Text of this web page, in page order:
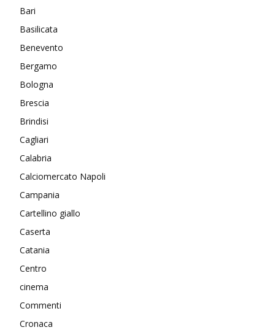
Bari
Basilicata
Benevento
Bergamo
Bologna
Brescia
Brindisi
Cagliari
Calabria
Calciomercato Napoli
Campania
Cartellino giallo
Caserta
Catania
Centro
cinema
Commenti
Cronaca